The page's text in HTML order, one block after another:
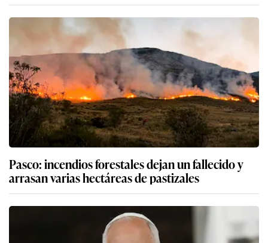
Pasco: incendios forestales dejan un fallecido y
arrasan varias hectáreas de pastizales